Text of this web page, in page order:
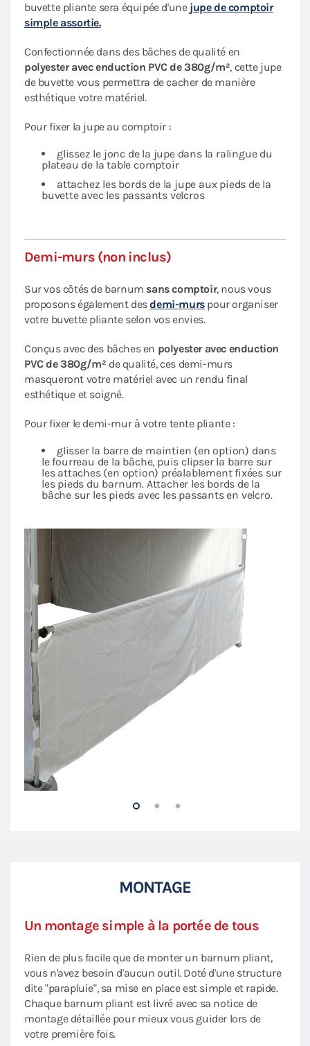
buvette pliante sera équipée d'une jupe de comptoir
simple assortie.
Confectionnée dans des bâches de qualité en
polyester avec enduction PVC de 380g/m², cette jupe
de buvette vous permettra de cacher de manière
esthétique votre matériel.
Pour fixer la jupe au comptoir :
glissez le jonc de la jupe dans la ralingue du
plateau de la table comptoir
attachez les bords de la jupe aux pieds de la
buvette avec les passants velcros
Demi-murs (non inclus)
Sur vos côtés de barnum sans comptoir, nous vous
proposons également desdemi-murspour organiser
votre buvette pliante selon vos envies.
Conçus avec des bâches en polyester avec enduction
PVC de 380g/m² de qualité, ces demi-murs
masqueront votre matériel avec un rendu final
esthétique et soigné.
Pour fixer le demi-mur à votre tente pliante :
glisser la barre de maintien (en option) dans
le fourreau de la bâche, puis clipser la barre sur
les attaches (en option) préalablement fixées sur
les pieds du barnum. Attacher les bords de la
bâche sur les pieds avec les passants en velcro.
MONTAGE
Un montage simple à la portée de tous
Rien de plus facile que de monter un barnum pliant,
vous n'avez besoin d'aucun outil. Doté d'une structure
dite "parapluie", sa mise en place est simple et rapide.
Chaque barnum pliant est livré avec sa notice de
montage détaillée pour mieux vous guider lors de
votre première fois.